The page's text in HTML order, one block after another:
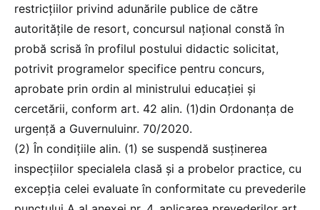
restricțiilor privind adunările publice de către
autorităţile de resort, concursul național constă în
probă scrisă în profilul postului didactic solicitat,
potrivit programelor specifice pentru concurs,
aprobate prin ordin al ministrului educației și
cercetării, conform art. 42 alin. (1)din Ordonanța de
urgență a Guvernuluinr. 70/2020.
(2) În condiţiile alin. (1) se suspendă susținerea
inspecţiilor specialela clasă şi a probelor practice, cu
excepția celei evaluate în conformitate cu prevederile